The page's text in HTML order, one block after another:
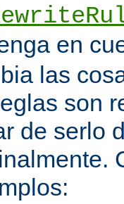
en
las
son
de serlo